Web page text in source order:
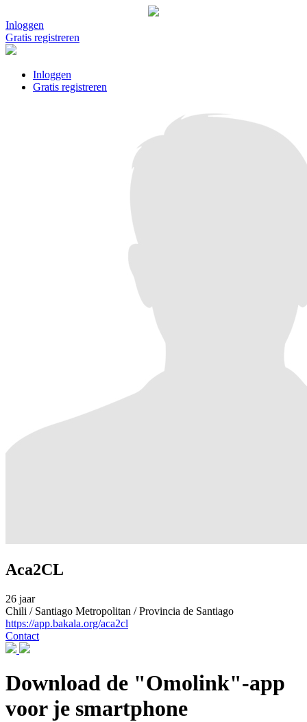
Inloggen
Gratis registreren
Inloggen
Gratis registreren
Aca2CL
26 jaar
Chili / Santiago Metropolitan / Provincia de Santiago
https://app.bakala.org/aca2cl
Contact
Download de "Omolink"-app
voor je smartphone